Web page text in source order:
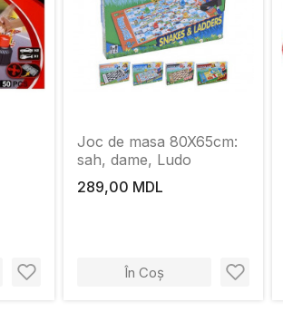
Joc de masa 80X65cm:
sah, dame, Ludo
289,00 MDL
În Coș